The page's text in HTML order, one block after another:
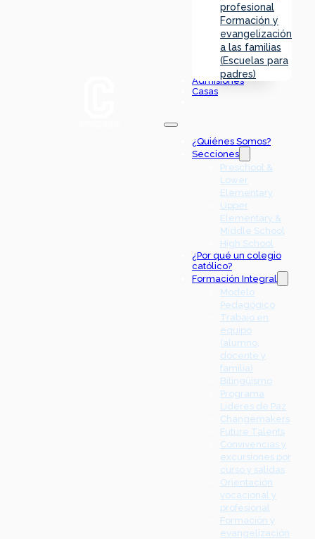
profesional
Formación y
evangelización
a las familias
(Escuelas para
padres)
Admisiones
Casas
¿Quiénes Somos?
Secciones
Preschool &
Lower
Elementary
Upper
Elementary &
Middle School
High School
¿Por qué un colegio
católico?
Formación Integral
Modelo
Pedagógico
Trabajo en
equipo
(alumno,
docente y
familia)
Bilingüismo
Programa
Líderes de Paz
Changemakers
Future Talents
Convivencias y
excursiones por
curso y salidas
Orientación
vocacional y
profesional
Formación y
evangelización